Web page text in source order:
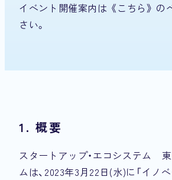
イベント開催案内は 《こちら》 の
さい。
1. 概要
スタートアップ・エコシステム
ムは、2023年3月22日(水)に「イノ